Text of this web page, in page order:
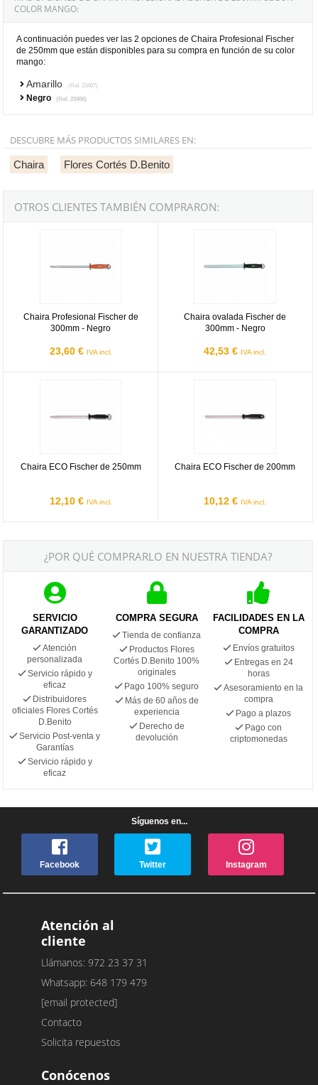
COLOR MANGO:
A continuación puedes ver las 2 opciones de Chaira Profesional Fischer
de 250mm que están disponibles para su compra en función de su color
mango:
Amarillo (Ref. 23407)
Negro (Ref. 23406)
DESCUBRE MÁS PRODUCTOS SIMILARES EN:
Chaira Flores Cortés D.Benito
OTROS CLIENTES TAMBIÉN COMPRARON:
Chaira Profesional Fischer de
300mm - Negro
23,60 € IVA incl.
Chaira ovalada Fischer de
300mm - Negro
42,53 € IVA incl.
Chaira ECO Fischer de 250mm
12,10 € IVA incl.
Chaira ECO Fischer de 200mm
10,12 € IVA incl.
¿POR QUÉ COMPRARLO EN NUESTRA TIENDA?
SERVICIO
GARANTIZADO
Atención
personalizada
Servicio rápido y
eficaz
Distribuidores
oficiales Flores Cortés
D.Benito
Servicio Post-venta y
Garantías
Servicio rápido y
eficaz
COMPRA SEGURA
Tienda de confianza
Productos Flores
Cortés D.Benito 100%
originales
Pago 100% seguro
Más de 60 años de
experiencia
Derecho de
devolución
FACILIDADES EN LA
COMPRA
Envíos gratuitos
Entregas en 24
horas
Asesoramiento en la
compra
Pago a plazos
Pago con
criptomonedas
Síguenos en...
Facebook Twitter Instagram
Atención al
cliente
Llámanos: 972 23 37 31
Whatsapp: 648 179 479
[email protected]
Contacto
Solicita repuestos
Conócenos